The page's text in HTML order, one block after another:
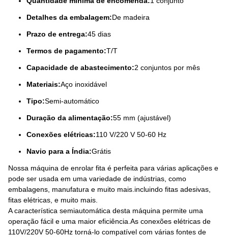
Detalhes da embalagem:De madeira
Prazo de entrega:45 dias
Termos de pagamento:T/T
Capacidade de abastecimento:2 conjuntos por mês
Materiais:Aço inoxidável
Tipo:Semi-automático
Duração da alimentação:55 mm (ajustável)
Conexões elétricas:110 V/220 V 50-60 Hz
Navio para a Índia:Grátis
Nossa máquina de enrolar fita é perfeita para várias aplicações e
pode ser usada em uma variedade de indústrias, como
embalagens, manufatura e muito mais.incluindo fitas adesivas,
fitas elétricas, e muito mais.
A característica semiautomática desta máquina permite uma
operação fácil e uma maior eficiência.As conexões elétricas de
110V/220V 50-60Hz torná-lo compatível com várias fontes de